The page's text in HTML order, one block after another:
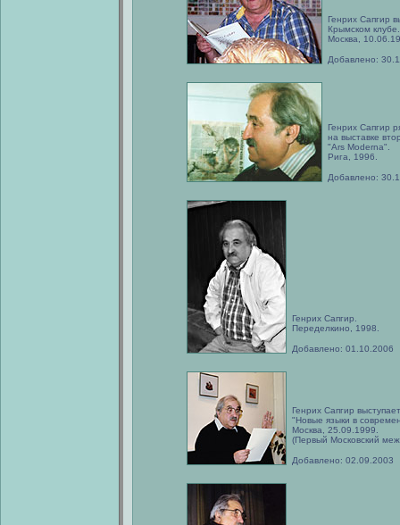
Генрих Сапгир
Крымском клубе.
Москва,
Добавлено:
Генрих Сапгир
на выставке
"Ars Moderna".
Рига, 1996.
Добавлено:
Генрих Сапгир.
Переделкино, 1998.
Добавлено: 01.10.2006
Генрих Сапгир
"Новые языки в
Москва, 25.09.1999.
(Первый Московский
Добавлено: 02.09.2003